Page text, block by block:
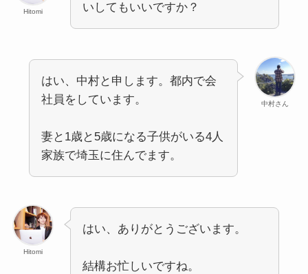
Hitomi
いしてもいいですか？
中村さん
はい、中村と申します。都内で会
社員をしています。
妻と1歳と5歳になる子供がいる4人
家族で埼玉に住んでます。
Hitomi
はい、ありがとうございます。
結構お忙しいですね。